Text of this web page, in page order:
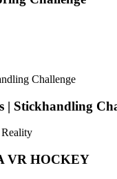
| Stickhandling
VR HOCKEY